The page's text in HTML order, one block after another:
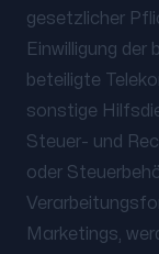
gesetzlicher
Einwilligung
beteiligte
sonstige
Steuer- und
oder
Marketings,